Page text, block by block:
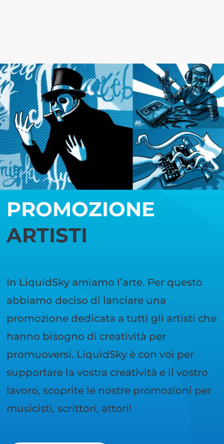
PROMOZIONE
ARTISTI
In LiquidSky amiamo l’arte. Per questo
abbiamo deciso di lanciare una
promozione dedicata a tutti gli artisti che
hanno bisogno di creatività per
promuoversi. LiquidSky è con voi per
supportare la vostra creatività e il vostro
lavoro, scoprite le nostre promozioni per
musicisti, scrittori, attori!